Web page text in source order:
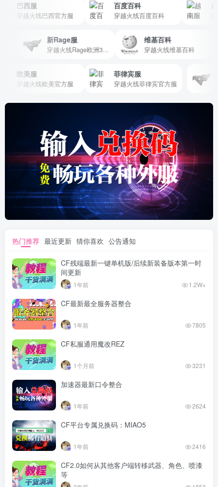
巴西服
穿越火线巴西官方服
百度百科
穿越火线百度百科
新Rage服 维基百科
穿越火线维基百科
欧美服
穿越火线欧美官方服
菲律宾服
穿越火线菲律宾官方服
热门推荐 最近更新 猜你喜欢 公告通知
CF残端最新一键单机版/后续新装备版本第一时
间更新
1年前 1.2W+
CF最新最全服务器整合
1年前 7805
CF私服通用魔改REZ
1个月前 3231
加速器最新口令整合
1年前 2624
CF平台专属兑换码：MIAO5
1年前 2416
CF2.0如何从其他客户端转移武器、角色、喷漆
等